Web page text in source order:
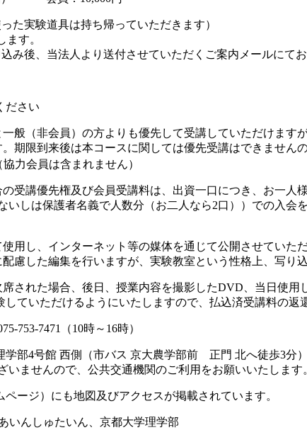
た実験道具は持ち帰っていただきます）
す。
み後、当法人より送付させていただくご案内メールにてお
ださい
般（非会員）の方よりも優先して受講していただけます
期限到来後は本コースに関しては優先受講はできません
力会員は含まれません）
受講優先権及び会員受講料は、出資一口につき、お一人
いしは保護者名義で人数分（お二人なら2口））での入会
用し、インターネット等の媒体を通じて公開させていた
慮した編集を行いますが、実験教室という性格上、写り
された場合、後日、授業内容を撮影したDVD、当日使
ていただけるようにいたしますので、払込済受講料の返
753-7471（10時～16時）
部4号館 西側（市バス 京大農学部前 正門 北へ徒歩3分）
んので、公共交通機関のご利用をお願いいたします
ページ）にも地図及びアクセスが掲載されています。
んしゅたいん、京都大学理学部